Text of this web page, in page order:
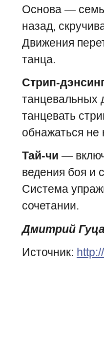
Основа — семь
назад,
Движения
танца.
Стрип-
танцевальных
танцевать
обнажаться не
Тай-чи —
ведения боя и
Система
сочетании.
Дмитрий
Источник: